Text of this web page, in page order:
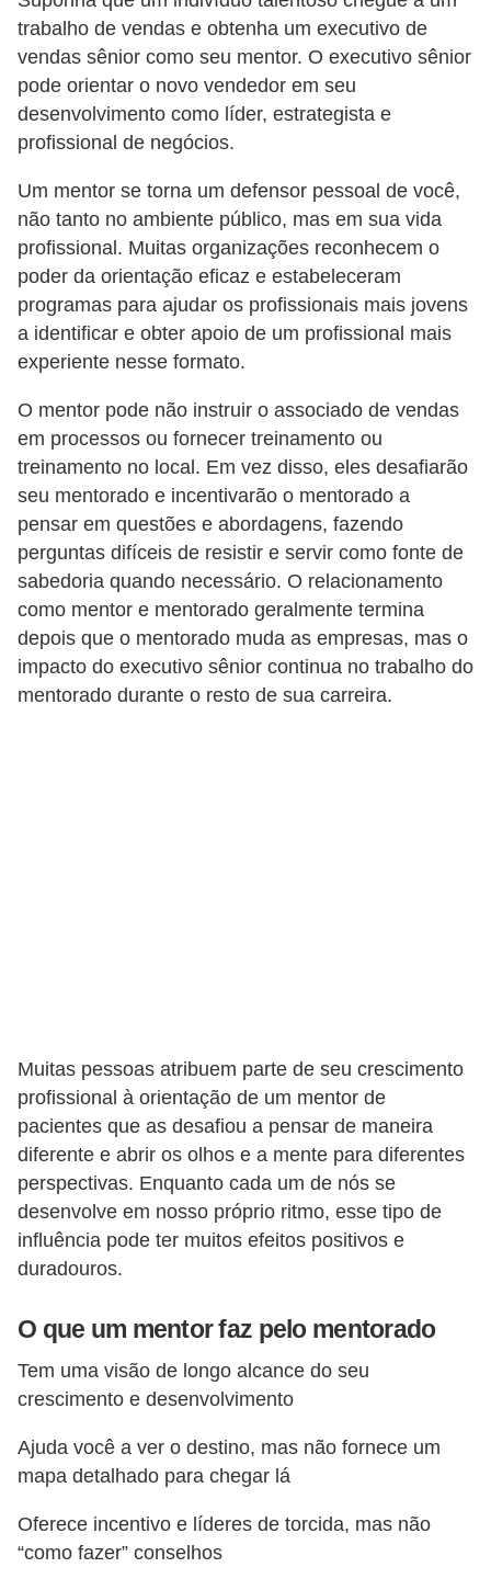
trabalho de vendas e obtenha um executivo de
vendas sênior como seu mentor. O executivo sênior
pode orientar o novo vendedor em seu
desenvolvimento como líder, estrategista e
profissional de negócios.
Um mentor se torna um defensor pessoal de você,
não tanto no ambiente público, mas em sua vida
profissional. Muitas organizações reconhecem o
poder da orientação eficaz e estabeleceram
programas para ajudar os profissionais mais jovens
a identificar e obter apoio de um profissional mais
experiente nesse formato.
O mentor pode não instruir o associado de vendas
em processos ou fornecer treinamento ou
treinamento no local. Em vez disso, eles desafiarão
seu mentorado e incentivarão o mentorado a
pensar em questões e abordagens, fazendo
perguntas difíceis de resistir e servir como fonte de
sabedoria quando necessário. O relacionamento
como mentor e mentorado geralmente termina
depois que o mentorado muda as empresas, mas o
impacto do executivo sênior continua no trabalho do
mentorado durante o resto de sua carreira.
Muitas pessoas atribuem parte de seu crescimento
profissional à orientação de um mentor de
pacientes que as desafiou a pensar de maneira
diferente e abrir os olhos e a mente para diferentes
perspectivas. Enquanto cada um de nós se
desenvolve em nosso próprio ritmo, esse tipo de
influência pode ter muitos efeitos positivos e
duradouros.
O que um mentor faz pelo mentorado
Tem uma visão de longo alcance do seu
crescimento e desenvolvimento
Ajuda você a ver o destino, mas não fornece um
mapa detalhado para chegar lá
Oferece incentivo e líderes de torcida, mas não
“como fazer” conselhos
o
t
r
a
a
l
h
P
o
r
a
r
i
a
1
5
1
0
s
H
u
m
a
n
o
R
e
l
ó
g
o